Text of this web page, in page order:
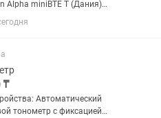
Alpha miniBTE T (Дания)
2 абсолютно новых
аппарата Bernafon Alpha
были приобретены для
₸
Автоматический
тонометр с фиксацией